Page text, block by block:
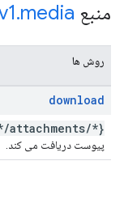
منبع REST: .media
روش ها
download
/attachments/*}
پیوست دریافت می کند.